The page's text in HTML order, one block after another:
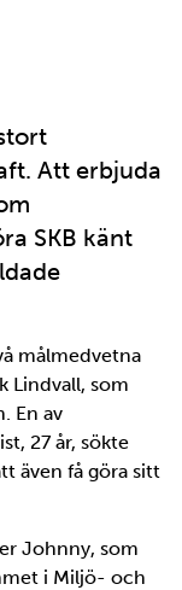
Att erbjuda
SKB känt
målmedvetna
Lindvall, som
En av
27 år, sökte
även få göra sitt
Johnny, som
i Miljö- och